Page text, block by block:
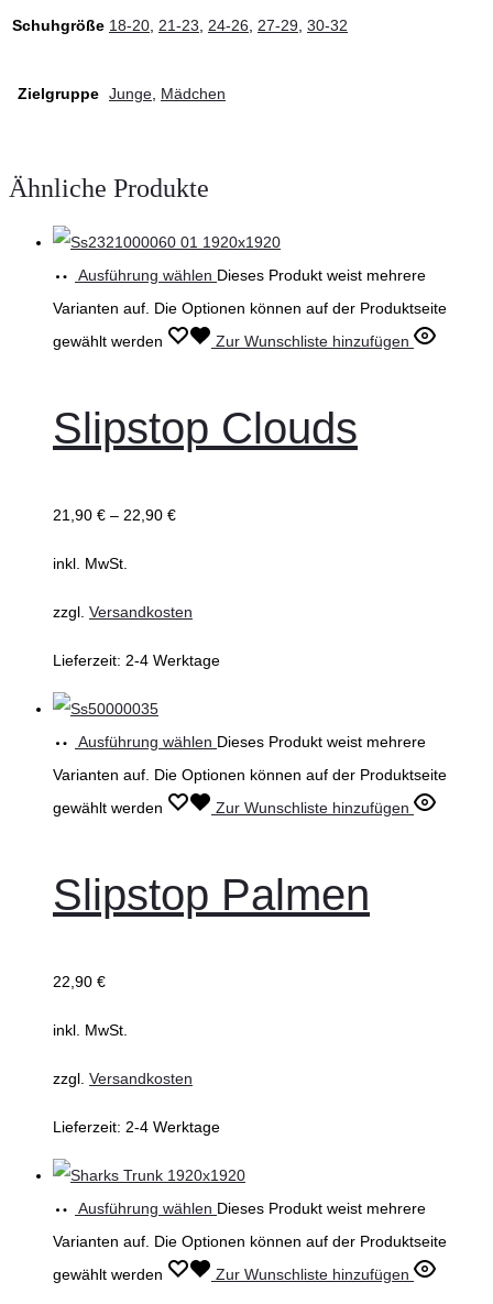
Schuhgröße 18-20, 21-23, 24-26, 27-29, 30-32
Zielgruppe Junge, Mädchen
Ähnliche Produkte
Ausführung wählen Dieses Produkt weist mehrere
Varianten auf. Die Optionen können auf der Produktseite
gewählt werden
Zur Wunschliste hinzufügen
Slipstop Clouds
21,90 € – 22,90 €
inkl. MwSt.
zzgl. Versandkosten
Lieferzeit: 2-4 Werktage
Ausführung wählen Dieses Produkt weist mehrere
Varianten auf. Die Optionen können auf der Produktseite
gewählt werden
Zur Wunschliste hinzufügen
Slipstop Palmen
22,90 €
inkl. MwSt.
zzgl. Versandkosten
Lieferzeit: 2-4 Werktage
Ausführung wählen Dieses Produkt weist mehrere
Varianten auf. Die Optionen können auf der Produktseite
gewählt werden
Zur Wunschliste hinzufügen